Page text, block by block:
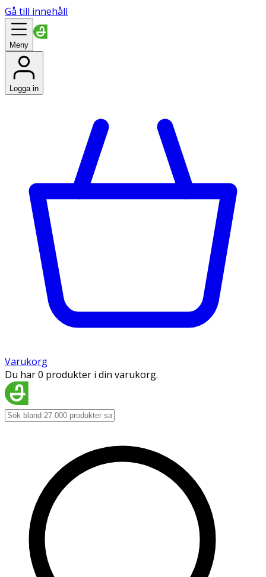
Gå till innehåll
Meny
Logga in
Varukorg
Du har 0 produkter i din varukorg.